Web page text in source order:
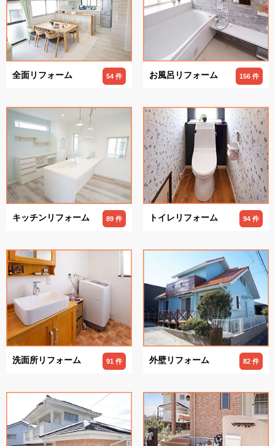
全面リフォーム 54 件 お風呂リフォーム 156 件
キッチンリフォーム 89 件 トイレリフォーム 94 件
洗面所リフォーム 91 件 外壁リフォーム 82 件